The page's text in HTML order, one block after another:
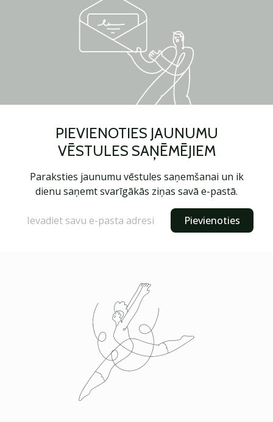
PIEVIENOTIES JAUNUMU
VĒSTULES SAŅĒMĒJIEM
Paraksties jaunumu vēstules saņemšanai un ik
dienu saņemt svarīgākās ziņas savā e-pastā.
Pievienoties